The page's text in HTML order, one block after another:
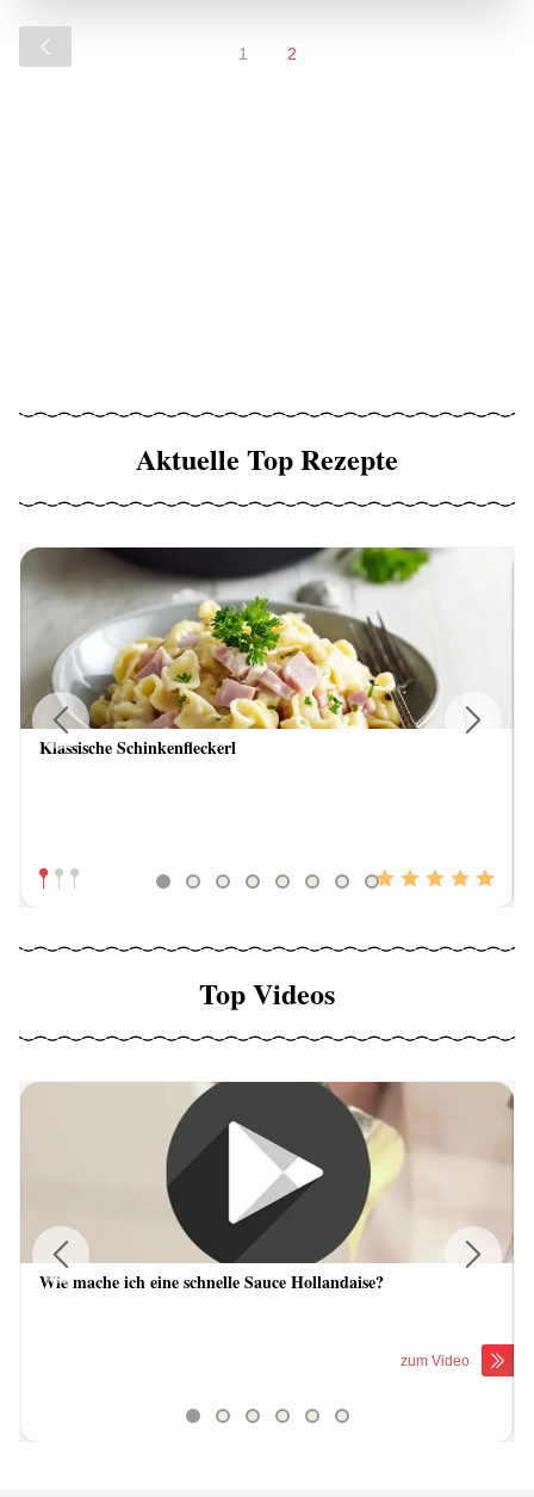
1 2
Aktuelle Top Rezepte
Klassische Schinkenfleckerl
Previous
Top Videos
Wie mache ich eine schnelle Sauce Hollandaise?
zum Video
Previous